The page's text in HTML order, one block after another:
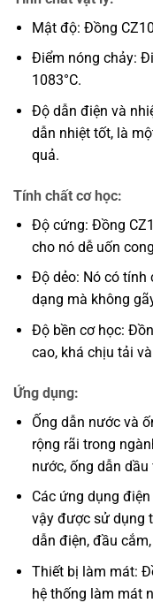
Mật độ: Đồng
Điểm nóng chảy:
1083°C.
Độ dẫn điện và
dẫn nhiệt tốt, là
quả.
Tính chất cơ học:
Độ cứng: Đồng
cho nó dễ uốn
Độ dẻo: Nó có tính
dạng mà không
Độ bền cơ học:
cao, khá chịu tải
Ứng dụng:
Ống dẫn nước và
rộng rãi trong
nước, ống dẫn
Các ứng dụng
vậy được sử dụng
dẫn điện, đầu
Thiết bị làm mát:
hệ thống làm mát